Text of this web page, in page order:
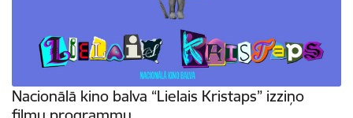
Nacionālā kino balva “Lielais Kristaps” izziņo